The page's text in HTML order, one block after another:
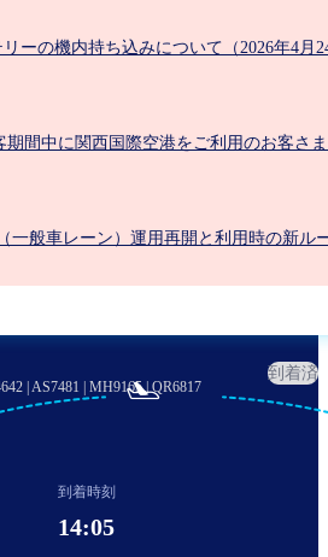
ーの機内持ち込みについて（2026年4月
期間中に関西国際空港をご利用のお客さ
一般車レーン）運用再開と利用時の新ル
AS7481 MH9165 |QR6817
到着済

到着時刻
14:05